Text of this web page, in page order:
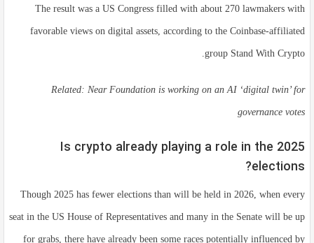
The result was a US Congress filled with about 270 lawmakers with
favorable views on digital assets, according to the Coinbase-affiliated
group Stand With Crypto.
Related: Near Foundation is working on an AI ‘digital twin’ for
governance votes
Is crypto already playing a role in the 2025
elections?
Though 2025 has fewer elections than will be held in 2026, when every
seat in the US House of Representatives and many in the Senate will be up
for grabs, there have already been some races potentially influenced by